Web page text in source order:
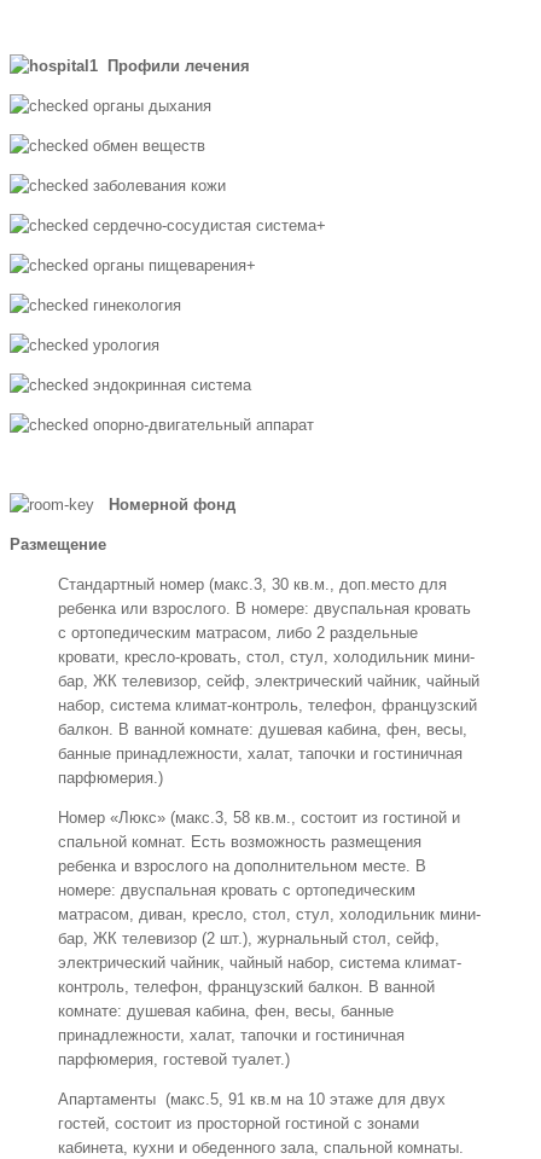
Профили лечения
органы дыхания
обмен веществ
заболевания кожи
сердечно-сосудистая система+
органы пищеварения+
гинекология
урология
эндокринная система
опорно-двигательный аппарат
Номерной фонд
Размещение
Стандартный номер (макс.3, 30 кв.м., доп.место для
ребенка или взрослого. В номере: двуспальная кровать
с ортопедическим матрасом, либо 2 раздельные
кровати, кресло-кровать, стол, стул, холодильник мини-
бар, ЖК телевизор, сейф, электрический чайник, чайный
набор, система климат-контроль, телефон, французский
балкон. В ванной комнате: душевая кабина, фен, весы,
банные принадлежности, халат, тапочки и гостиничная
парфюмерия.)
Номер «Люкс» (макс.3, 58 кв.м., состоит из гостиной и
спальной комнат. Есть возможность размещения
ребенка и взрослого на дополнительном месте. В
номере: двуспальная кровать с ортопедическим
матрасом, диван, кресло, стол, стул, холодильник мини-
бар, ЖК телевизор (2 шт.), журнальный стол, сейф,
электрический чайник, чайный набор, система климат-
контроль, телефон, французский балкон. В ванной
комнате: душевая кабина, фен, весы, банные
принадлежности, халат, тапочки и гостиничная
парфюмерия, гостевой туалет.)
Апартаменты (макс.5, 91 кв.м на 10 этаже для двух
гостей, состоит из просторной гостиной с зонами
кабинета, кухни и обеденного зала, спальной комнаты.